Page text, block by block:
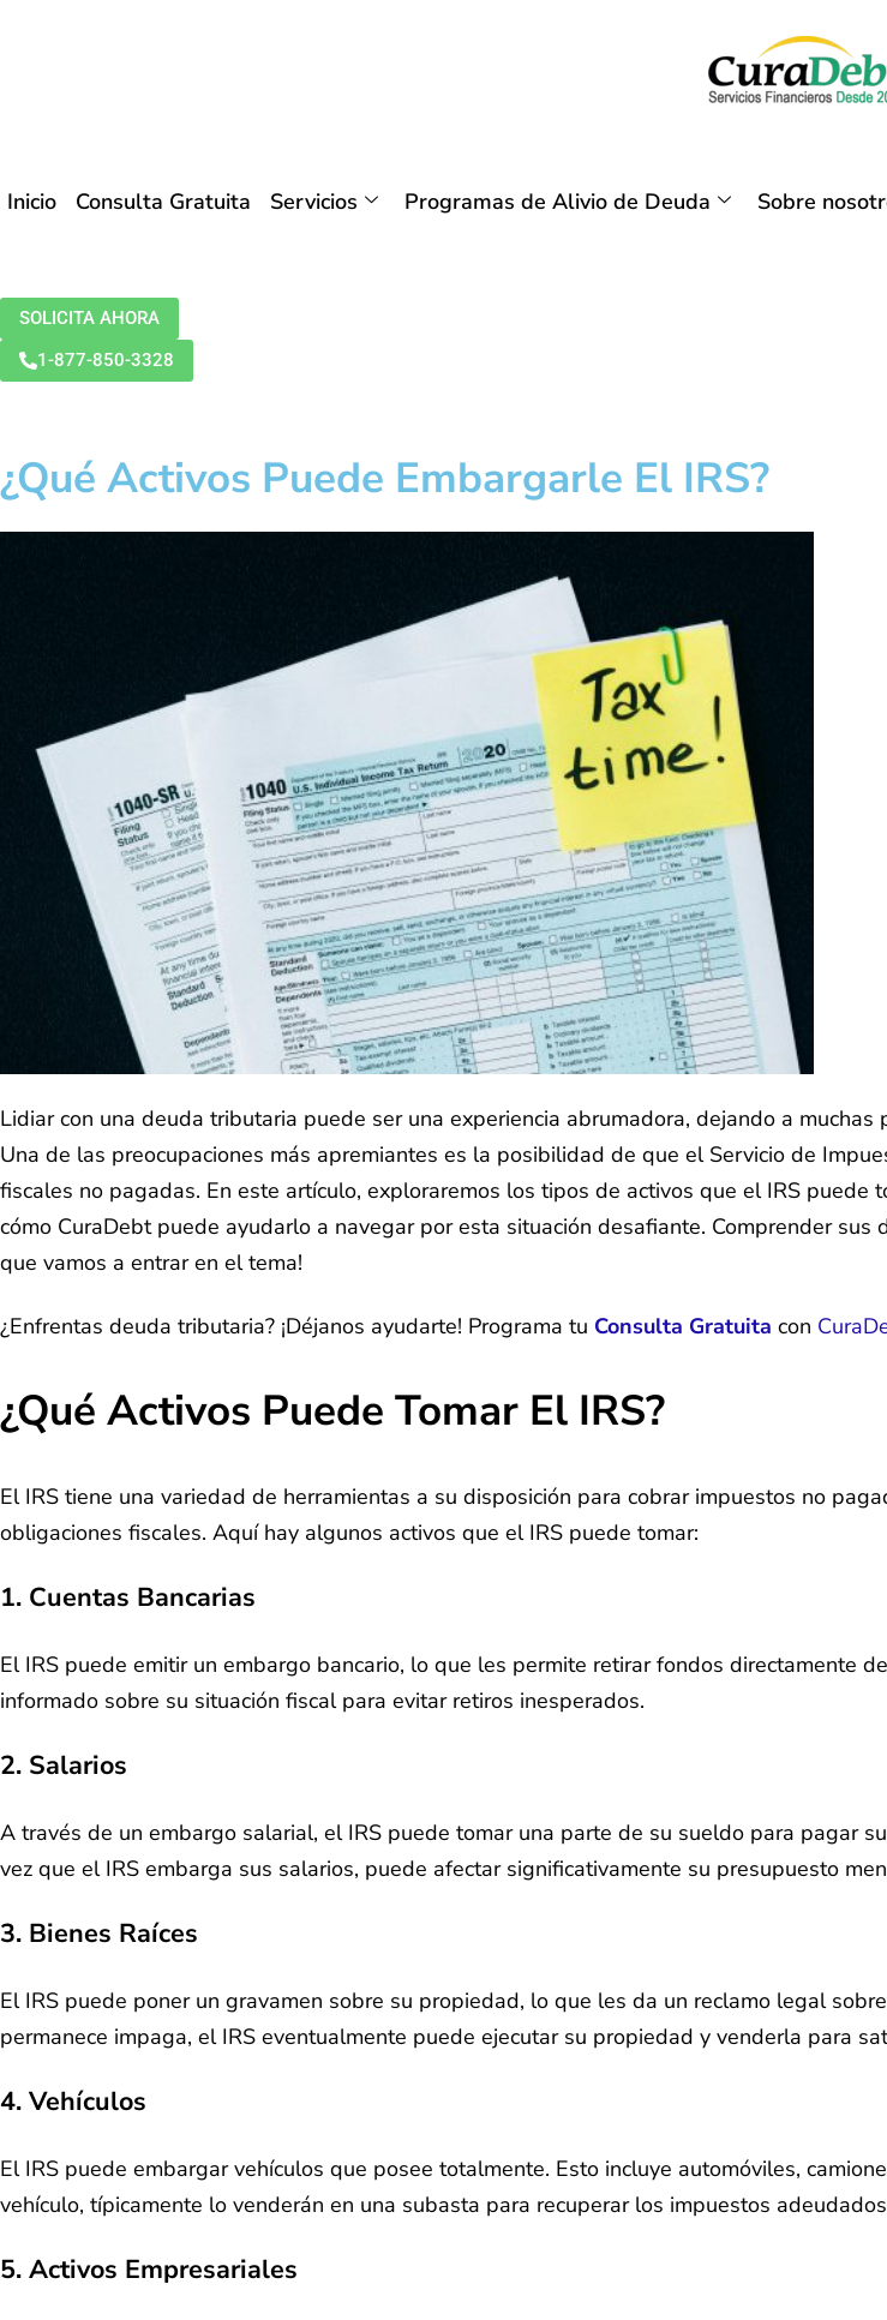
Inicio Consulta Gratuita Servicios Programas de Alivio de Deuda Sobre
SOLICITA AHORA
1-877-850-3328
¿Qué Activos Puede Embargarle El IRS?
Lidiar con una deuda tributaria puede ser una experiencia abrumadora, dejando a
Una de las preocupaciones más apremiantes es la posibilidad de que el Servicio de
fiscales no pagadas. En este artículo, exploraremos los tipos de activos que el IRS
cómo CuraDebt puede ayudarlo a navegar por esta situación desafiante. Comprender
que vamos a entrar en el tema!
¿Enfrentas deuda tributaria? ¡Déjanos ayudarte! Programa tu Consulta Gratuita con
¿Qué Activos Puede Tomar El IRS?
El IRS tiene una variedad de herramientas a su disposición para cobrar impuestos no
obligaciones fiscales. Aquí hay algunos activos que el IRS puede tomar:
1. Cuentas Bancarias
El IRS puede emitir un embargo bancario, lo que les permite retirar fondos directamente
informado sobre su situación fiscal para evitar retiros inesperados.
2. Salarios
A través de un embargo salarial, el IRS puede tomar una parte de su sueldo para pagar
vez que el IRS embarga sus salarios, puede afectar significativamente su presupuesto
3. Bienes Raíces
El IRS puede poner un gravamen sobre su propiedad, lo que les da un reclamo legal
permanece impaga, el IRS eventualmente puede ejecutar su propiedad y venderla para
4. Vehículos
El IRS puede embargar vehículos que posee totalmente. Esto incluye automóviles,
vehículo, típicamente lo venderán en una subasta para recuperar los impuestos
5. Activos Empresariales